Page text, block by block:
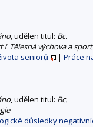
, udělen titul: Bc.
/ Tělesná výchova a sport
seniorů | Práce
, udělen titul: Bc.
důsledky